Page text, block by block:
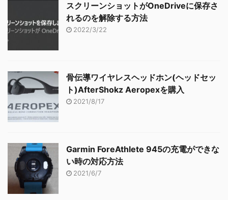
スクリーンショットがOneDriveに保存さ
れるのを解除する方法
2022/3/22
骨伝導ワイヤレスヘッドホン(ヘッドセッ
ト)AfterShokz Aeropexを購入
2021/8/17
Garmin ForeAthlete 945の充電ができな
い時の対応方法
2021/6/7